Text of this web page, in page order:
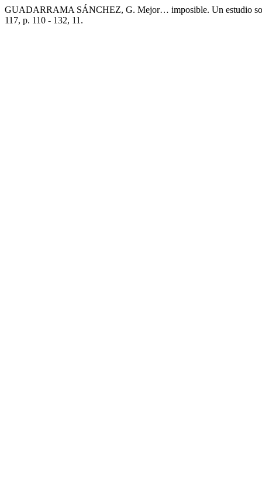
GUADARRAMA SÁNCHEZ, G. Mejor… imposible. Un estudio
117, p. 110 - 132, 11.